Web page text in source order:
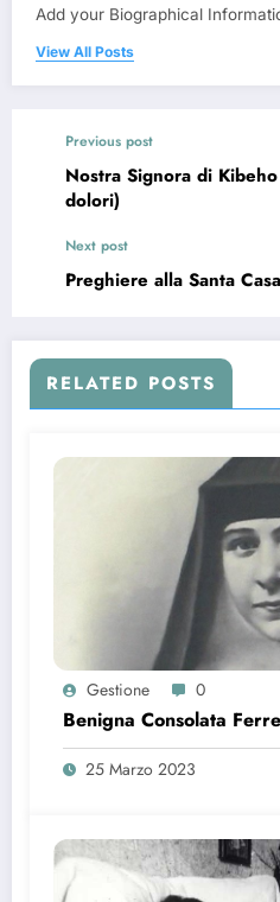
Add your Biographical
View All Posts
Previous post
Nostra Signora di
dolori)
Next post
Preghiere alla Santa
RELATED POSTS
Gestione 0
Benigna Consolata
25 Marzo 2023